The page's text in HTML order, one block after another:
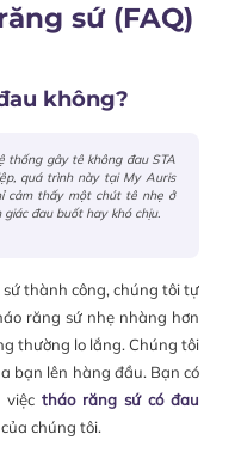
sứ (FAQ)
không?
thống gây tê không đau STA
quá trình này tại My Auris
cảm thấy một chút tê nhẹ ở
đau buốt hay khó chịu.
thành công, chúng tôi tự
răng sứ nhẹ nhàng hơn
thường lo lắng. Chúng tôi
bạn lên hàng đầu. Bạn có
tháo răng sứ có đau
chúng tôi.